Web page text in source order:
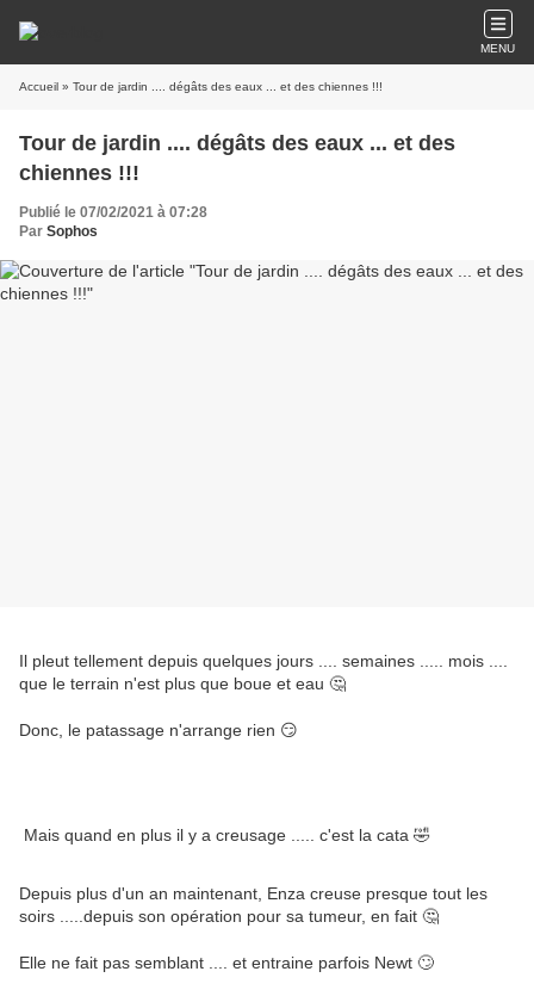
MENU
Accueil » Tour de jardin .... dégâts des eaux ... et des chiennes !!!
Tour de jardin .... dégâts des eaux ... et des
chiennes !!!
Publié le 07/02/2021 à 07:28
Par Sophos
Il pleut tellement depuis quelques jours .... semaines ..... mois ....
que le terrain n'est plus que boue et eau 🤔
Donc, le patassage n'arrange rien 😏
Mais quand en plus il y a creusage ..... c'est la cata 🤣
Depuis plus d'un an maintenant, Enza creuse presque tout les
soirs .....depuis son opération pour sa tumeur, en fait 🤔
Elle ne fait pas semblant .... et entraine parfois Newt 🙄